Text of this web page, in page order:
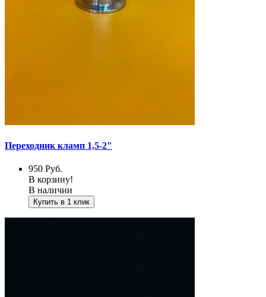
Переходник кламп 1,5-2"
950 Руб.
В корзину!
В наличии
Купить в 1 клик